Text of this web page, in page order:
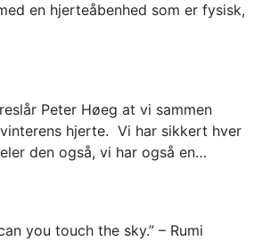
en hjerteåbenhed som er fysisk,
Peter Høeg at vi sammen
hjerte. Vi har sikkert hver
den også, vi har også en…
you touch the sky.” – Rumi